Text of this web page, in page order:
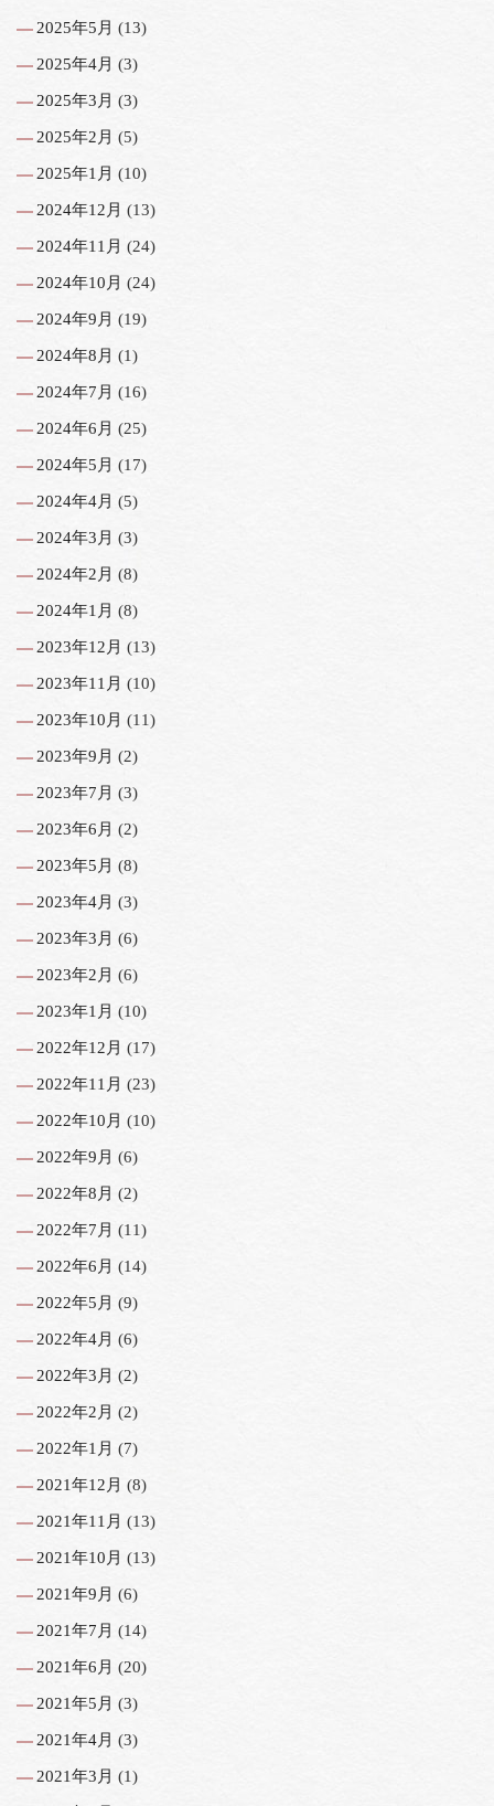
2025年5月 (13)
2025年4月 (3)
2025年3月 (3)
2025年2月 (5)
2025年1月 (10)
2024年12月 (13)
2024年11月 (24)
2024年10月 (24)
2024年9月 (19)
2024年8月 (1)
2024年7月 (16)
2024年6月 (25)
2024年5月 (17)
2024年4月 (5)
2024年3月 (3)
2024年2月 (8)
2024年1月 (8)
2023年12月 (13)
2023年11月 (10)
2023年10月 (11)
2023年9月 (2)
2023年7月 (3)
2023年6月 (2)
2023年5月 (8)
2023年4月 (3)
2023年3月 (6)
2023年2月 (6)
2023年1月 (10)
2022年12月 (17)
2022年11月 (23)
2022年10月 (10)
2022年9月 (6)
2022年8月 (2)
2022年7月 (11)
2022年6月 (14)
2022年5月 (9)
2022年4月 (6)
2022年3月 (2)
2022年2月 (2)
2022年1月 (7)
2021年12月 (8)
2021年11月 (13)
2021年10月 (13)
2021年9月 (6)
2021年7月 (14)
2021年6月 (20)
2021年5月 (3)
2021年4月 (3)
2021年3月 (1)